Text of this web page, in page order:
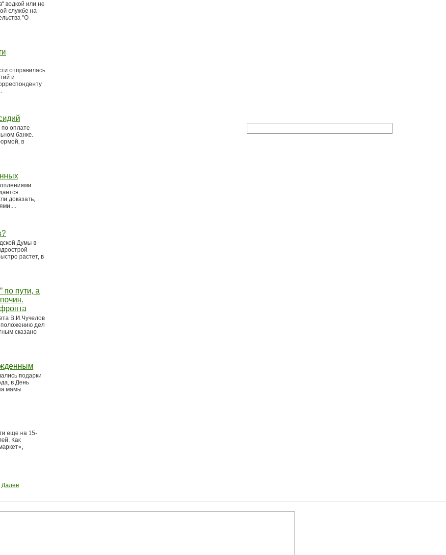
водкой или не
службе на
"О
отправилась
и
оплате
банке.
в
доказать,
Думы в
-
растет, в
по пути, а
В.И.Чучелов
положению дел
сказано
подарки
в День
мамы
еще на 15-
Как
Далее